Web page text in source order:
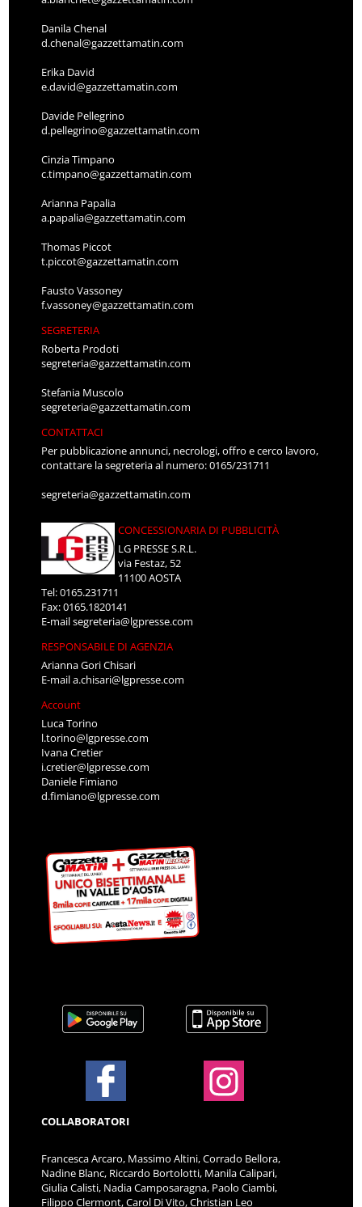
Danila Chenal
d.chenal@gazzettamatin.com
Erika David
e.david@gazzettamatin.com
Davide Pellegrino
d.pellegrino@gazzettamatin.com
Cinzia Timpano
c.timpano@gazzettamatin.com
Arianna Papalia
a.papalia@gazzettamatin.com
Thomas Piccot
t.piccot@gazzettamatin.com
Fausto Vassoney
f.vassoney@gazzettamatin.com
SEGRETERIA
Roberta Prodoti
segreteria@gazzettamatin.com
Stefania Muscolo
segreteria@gazzettamatin.com
CONTATTACI
Per pubblicazione annunci, necrologi, offro e cerco lavoro,
contattare la segreteria al numero: 0165/231711
segreteria@gazzettamatin.com
CONCESSIONARIA DI PUBBLICITÀ
LG PRESSE S.R.L.
via Festaz, 52
11100 AOSTA
Tel: 0165.231711
Fax: 0165.1820141
E-mailsegreteria@lgpresse.com
RESPONSABILE DI AGENZIA
Arianna Gori Chisari
E-maila.chisari@lgpresse.com
Account
Luca Torino
l.torino@lgpresse.com
Ivana Cretier
i.cretier@lgpresse.com
Daniele Fimiano
d.fimiano@lgpresse.com
COLLABORATORI
Francesca Arcaro, Massimo Altini, Corrado Bellora,
Nadine Blanc, Riccardo Bortolotti, Manila Calipari,
Giulia Calisti, Nadia Camposaragna, Paolo Ciambi,
Filippo Clermont, Carol Di Vito, Christian Leo